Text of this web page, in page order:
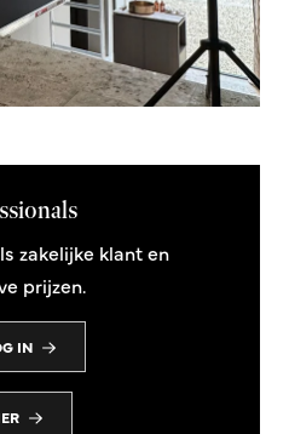
zakelijke klant en
prijzen.
IN